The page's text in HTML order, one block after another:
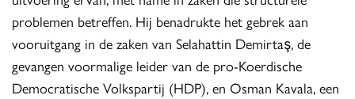
problemen betreffen. Hij benadrukte het gebrek aan
vooruitgang in de zaken van Selahattin Demirtaş, de
gevangen voormalige leider van de pro-Koerdische
Democratische Volkspartij (HDP), en Osman Kavala, een